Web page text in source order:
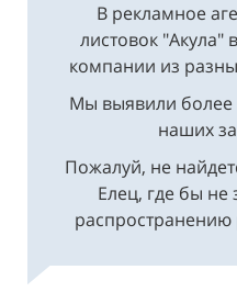
В рекламное
листовок "Акула"
компании из
Мы выявили более
наших
Пожалуй, не
Елец, где бы не
распространению